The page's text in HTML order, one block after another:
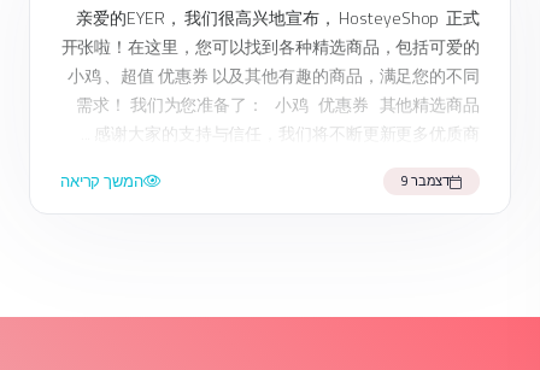
亲爱的EYER， 我们很高兴地宣布， HosteyeShop 正式
开张啦！在这里，您可以找到各种精选商品，包括可爱的
小鸡 、超值 优惠券 以及其他有趣的商品，满足您的不同
需求！ 我们为您准备了： 小鸡 优惠券 其他精选商品
... 感谢大家的支持与信任，我们将不断更新更多优质商
HosteyeShop ，享受一站式购物乐趣吧！
דצמבר 9 המשך קריאה